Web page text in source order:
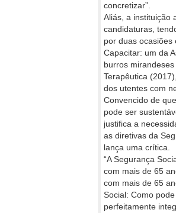
concretizar”.
Aliás, a instituição
candidaturas,
por duas ocasiões
Capacitar: um da
burros
Terapêutica
dos utentes com
Convencido de
pode ser
justifica a
as diretivas da
lança uma crítica.
“A Segurança
com mais de 65
com mais de 65
Social: Como
perfeitamente